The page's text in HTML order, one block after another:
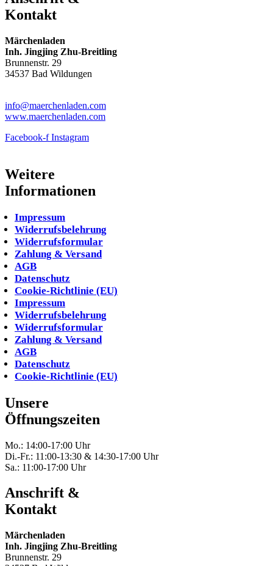
Kontakt
Märchenladen
Inh. Jingjing Zhu-Breitling
Brunnenstr. 29
34537 Bad Wildungen
info@maerchenladen.com
www.maerchenladen.com
Facebook-f Instagram
Weitere
Informationen
Impressum
Widerrufsbelehrung
Widerrufsformular
Zahlung & Versand
AGB
Datenschutz
Cookie-Richtlinie (EU)
Impressum
Widerrufsbelehrung
Widerrufsformular
Zahlung & Versand
AGB
Datenschutz
Cookie-Richtlinie (EU)
Unsere
Öffnungszeiten
Mo.: 14:00-17:00 Uhr
Di.-Fr.: 11:00-13:30 & 14:30-17:00 Uhr
Sa.: 11:00-17:00 Uhr
Anschrift &
Kontakt
Märchenladen
Inh. Jingjing Zhu-Breitling
Brunnenstr. 29